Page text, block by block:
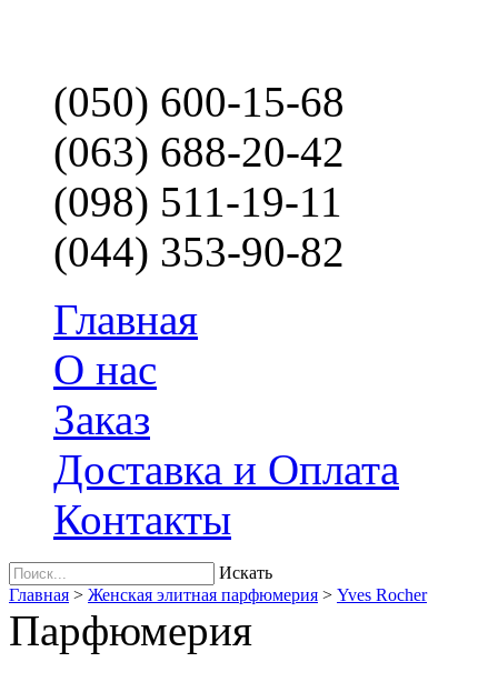
(050) 600-15-68
(063) 688-20-42
(098) 511-19-11
(044) 353-90-82
Главная
О нас
Заказ
Доставка и Оплата
Контакты
Искать
Главная > Женская элитная парфюмерия > Yves Rocher
Парфюмерия